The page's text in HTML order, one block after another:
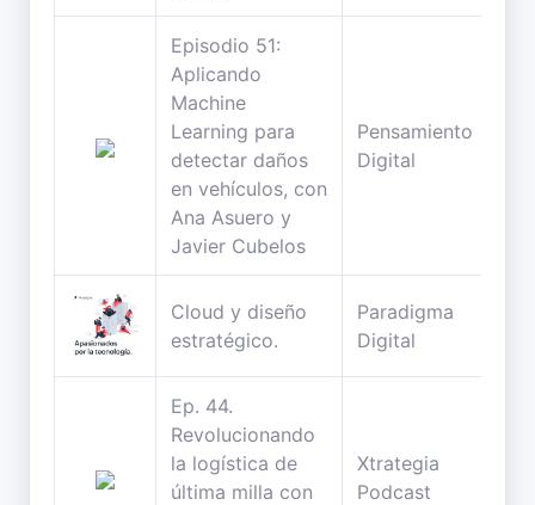
Episodio 51:
Aplicando
Machine
Learning para
detectar daños
en vehículos, con
Ana Asuero y
Javier Cubelos
Pensamiento
Digital
Cloud y diseño
estratégico.
Paradigma
Digital
Ep. 44.
Revolucionando
la logística de
última milla con
Xtrategia
Podcast